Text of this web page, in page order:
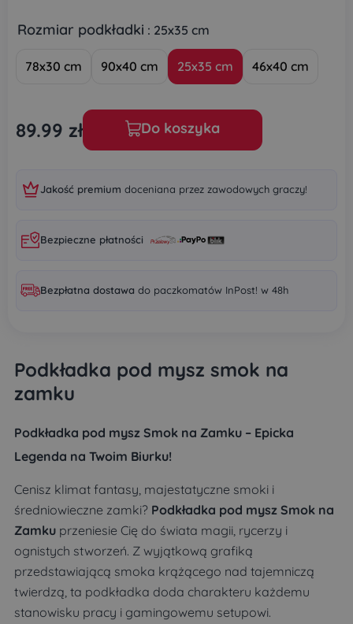
Rozmiar podkładki : 25x35 cm
78x30 cm 90x40 cm 25x35 cm 46x40 cm
89.99 zł Do koszyka
Jakość premium doceniana przez zawodowych graczy!
Bezpieczne płatności
Bezpłatna dostawa do paczkomatów InPost! w 48h
Podkładka pod mysz smok na
zamku
Podkładka pod mysz Smok na Zamku – Epicka
Legenda na Twoim Biurku!
Cenisz klimat fantasy, majestatyczne smoki i
średniowieczne zamki? Podkładka pod mysz Smok na
Zamku przeniesie Cię do świata magii, rycerzy i
ognistych stworzeń. Z wyjątkową grafiką
przedstawiającą smoka krążącego nad tajemniczą
twierdzą, ta podkładka doda charakteru każdemu
stanowisku pracy i gamingowemu setupowi.